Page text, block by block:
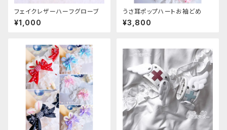
フェイクレザーハーフグローブ
¥1,000
うさ耳ポップハートお袖どめ
¥3,800